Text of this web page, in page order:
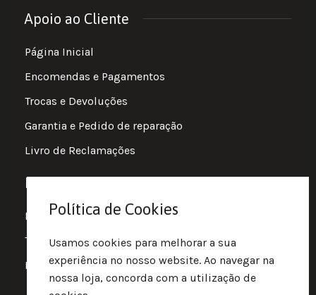
Apoio ao Cliente
Página Inicial
Encomendas e Pagamentos
Trocas e Devoluções
Garantia e Pedido de reparação
Livro de Reclamações
Informações
Política de Privacidade
Termos e Condições
Política de Cookies
Política de Cookies
Usamos cookies para melhorar a sua
experiência no nosso website. Ao navegar na
nossa loja, concorda com a utilização de